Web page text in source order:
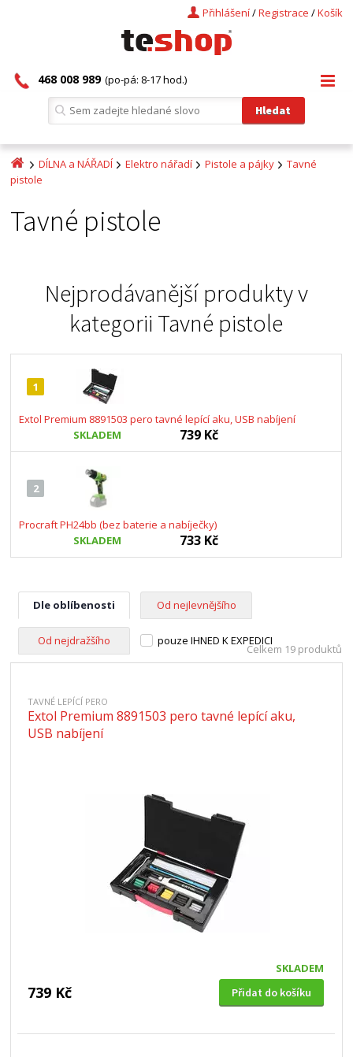
Košík
/
Registrace
/
Přihlášení
468 008 989 (po-pá: 8-17 hod.)
DÍLNA a NÁŘADÍ Elektro nářadí Pistole a pájky
Tavné
pistole
Tavné pistole
Nejprodávanější produkty v
kategorii Tavné pistole
1
Extol Premium 8891503 pero tavné lepící aku, USB nabíjení
SKLADEM
739 Kč
2
Procraft PH24bb (bez baterie a nabíječky)
SKLADEM
733 Kč
Dle oblíbenosti Od nejlevnějšího
Od nejdražšího pouze IHNED K EXPEDICI
Celkem 19 produktů
TAVNÉ LEPÍCÍ PERO
Extol Premium 8891503 pero tavné lepící aku,
USB nabíjení
SKLADEM
739 Kč Přidat do košíku